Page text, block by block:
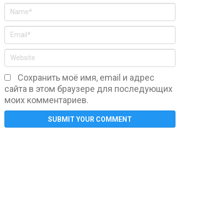
Сохранить моё имя, email и адрес
сайта в этом браузере для последующих
моих комментариев.